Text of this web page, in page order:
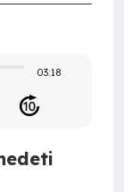
03:18